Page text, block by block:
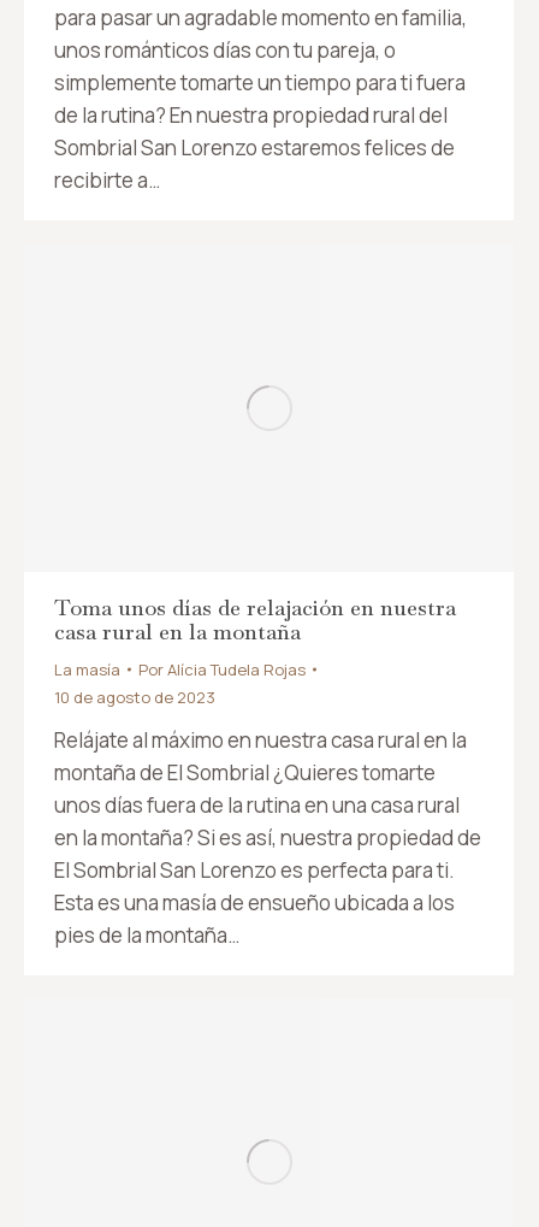
para pasar un agradable momento en familia,
unos románticos días con tu pareja, o
simplemente tomarte un tiempo para ti fuera
de la rutina? En nuestra propiedad rural del
Sombrial San Lorenzo estaremos felices de
recibirte a…
Toma unos días de relajación en nuestra
casa rural en la montaña
La masía PorAlícia Tudela Rojas
10 de agosto de 2023
Relájate al máximo en nuestra casa rural en la
montaña de El Sombrial ¿Quieres tomarte
unos días fuera de la rutina en una casa rural
en la montaña? Si es así, nuestra propiedad de
El Sombrial San Lorenzo es perfecta para ti.
Esta es una masía de ensueño ubicada a los
pies de la montaña…